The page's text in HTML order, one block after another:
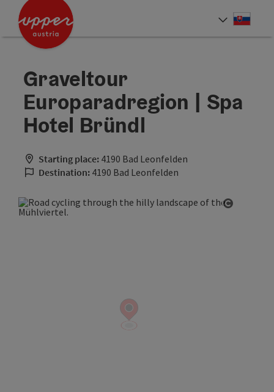
Accesskey
Accesskey
Graveltour
Europaradregion | Spa
Hotel Bründl
Starting place: 4190 Bad Leonfelden
Destination: 4190 Bad Leonfelden